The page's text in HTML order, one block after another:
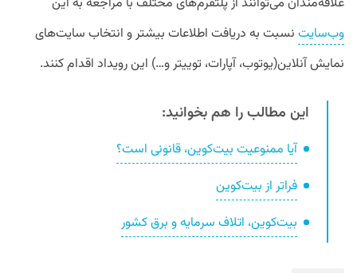
وب‌سایت نسبت به دریافت اطلاعات بیشتر و انتخاب سایت‌های
نمایش آنلاین(یوتوب، آپارات، توییتر و…) این رویداد اقدام کنند.
این مطالب را هم بخوانید:
آیا ممنوعیت بیت‌کوین، قانونی است؟
فراتر از بیت‌کوین
بیت‌کوین، اتلاف سرمایه و برق کشور